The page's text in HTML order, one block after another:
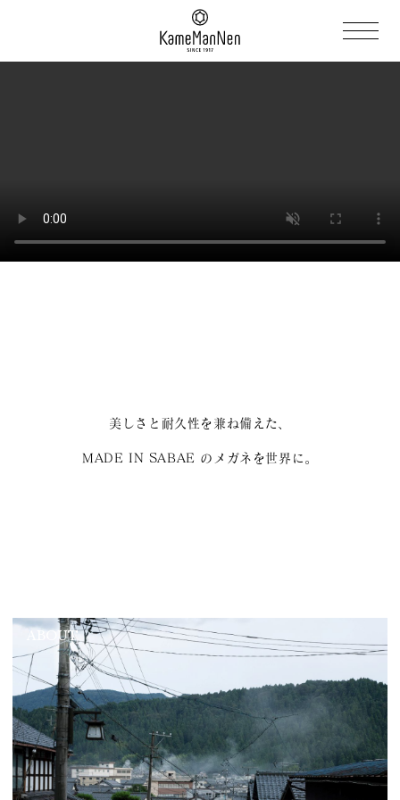
美しさと耐久性を兼ね備えた、
MADE IN SABAE のメガネを世界に。
ABOUT